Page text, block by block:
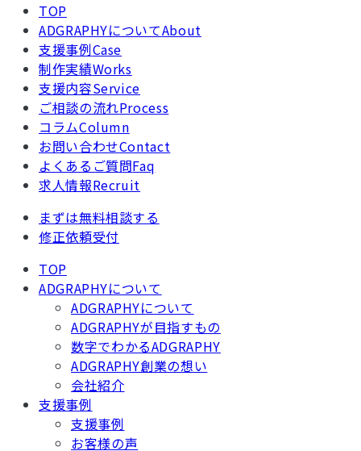
TOP
ADGRAPHYについてAbout
支援事例Case
制作実績Works
支援内容Service
ご相談の流れProcess
コラムColumn
お問い合わせContact
よくあるご質問Faq
求人情報Recruit
まずは無料相談する
修正依頼受付
TOP
ADGRAPHYについて
ADGRAPHYについて
ADGRAPHYが目指すもの
数字でわかるADGRAPHY
ADGRAPHY創業の想い
会社紹介
支援事例
支援事例
お客様の声